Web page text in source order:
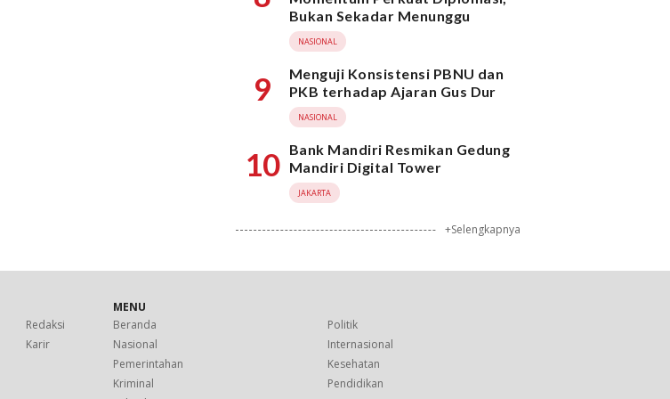
Bukan Sekadar Menunggu
NASIONAL
9
Menguji Konsistensi PBNU dan
PKB terhadap Ajaran Gus Dur
NASIONAL
10 Bank Mandiri Resmikan Gedung
Mandiri Digital Tower
JAKARTA
+Selengkapnya
Redaksi
Karir
MENU
Beranda
Politik
Nasional
Internasional
Pemerintahan
Kesehatan
Kriminal
Pendidikan